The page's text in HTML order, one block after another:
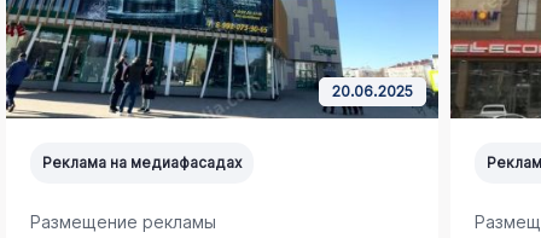
20.06.2025
Реклама на медиафасадах
Размещение рекламы